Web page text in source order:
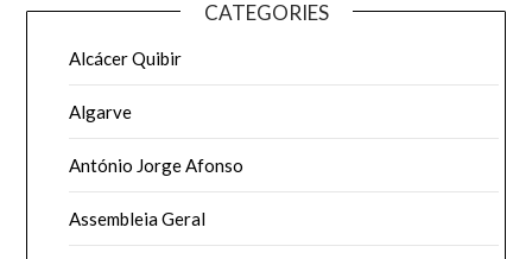
CATEGORIES
Alcácer Quibir
Algarve
António Jorge Afonso
Assembleia Geral